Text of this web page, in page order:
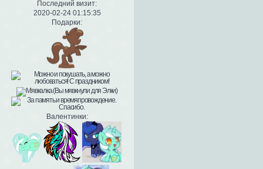
Последний визит:
2020-02-24 01:15:35
Подарки:
Валентинки: